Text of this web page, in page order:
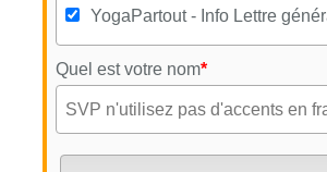
YogaPartout - Info Lettre
Quel est votre nom*